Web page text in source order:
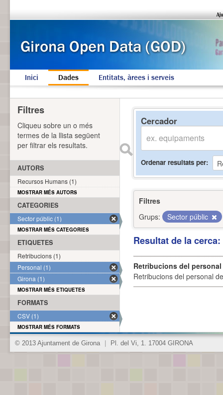
Inici Dades Entitats, àrees i serveis
Cercador
Ordenar resultats per
Filtres
Grups:
Sector públic
Resultat de la
Retribucions del
Retribucions del personal
Filtres
Cliqueu sobre un o més
termes de la llista següent
per filtrar els resultats.
AUTORS
Recursos Humans (1)
MOSTRAR MÉS AUTORS
CATEGORIES
Sector públic (1)
MOSTRAR MÉS CATEGORIES
ETIQUETES
Retribucions (1)
Personal (1)
Girona (1)
MOSTRAR MÉS ETIQUETES
FORMATS
CSV (1)
MOSTRAR MÉS FORMATS
© 2013 Ajuntament de Girona Pl. del Vi, 1. 17004 GIRONA